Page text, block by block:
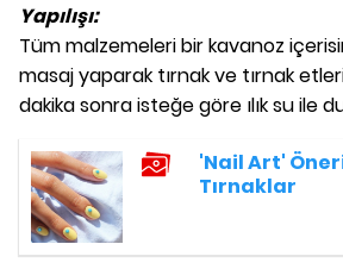
Yapılışı:
Tüm malzemeleri bir kavanoz
masaj yaparak tırnak ve tırnak
dakika sonra isteğe göre ılık su ile
'Nail Art'
Tırnaklar